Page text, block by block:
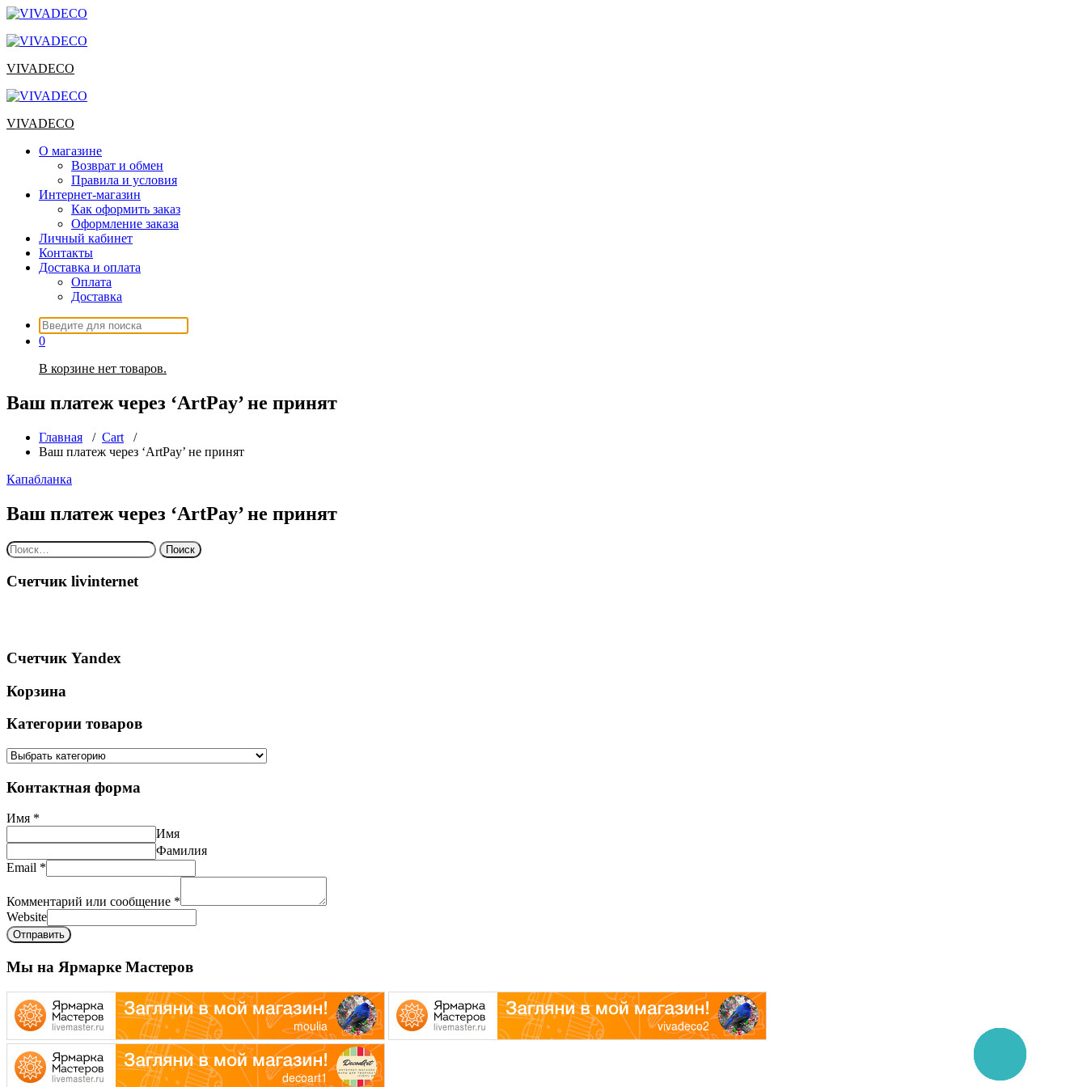
Перейти
содержимому
VIVADECO
VIVADECO
О магазине
Возврат и обмен
Правила и условия
Интернет-магазин
Как оформить заказ
Оформление заказа
Личный кабинет
Контакты
Доставка и оплата
Оплата
Доставка
Искать:
0
В корзине нет товаров.
Ваш платеж через ‘ArtPay’ не принят
Главная / Cart /
Ваш платеж через ‘ArtPay’ не принят
Капабланка
Ваш платеж через ‘ArtPay’ не принят
Найти:
Счетчик livinternet
Счетчик Yandex
Корзина
Категории товаров
Контактная форма
Имя *
Имя
Фамилия
Email *
Комментарий или сообщение *
Website
Отправить
Мы на Ярмарке Мастеров
Заказать